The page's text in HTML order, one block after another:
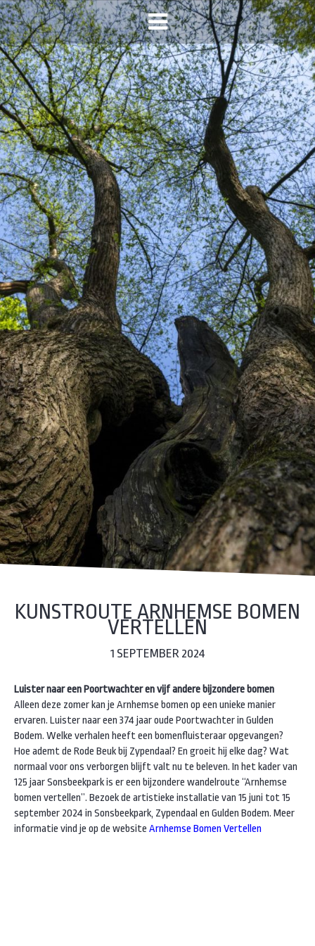
KUNSTROUTE ARNHEMSE BOMEN
VERTELLEN
1 SEPTEMBER 2024
Luister naar een Poortwachter en vijf andere bijzondere bomen
Alleen deze zomer kan je Arnhemse bomen op een unieke manier
ervaren. Luister naar een 374 jaar oude Poortwachter in Gulden
Bodem. Welke verhalen heeft een bomenfluisteraar opgevangen?
Hoe ademt de Rode Beuk bij Zypendaal? En groeit hij elke dag? Wat
normaal voor ons verborgen blijft valt nu te beleven. In het kader van
125 jaar Sonsbeekpark is er een bijzondere wandelroute “Arnhemse
bomen vertellen”. Bezoek de artistieke installatie van 15 juni tot 15
september 2024 in Sonsbeekpark, Zypendaal en Gulden Bodem. Meer
informatie vind je op de website Arnhemse Bomen Vertellen
HOME
AGENDA
INFO
HORECA SONSBEEK
CONTACT
BEREIKBAARHEID